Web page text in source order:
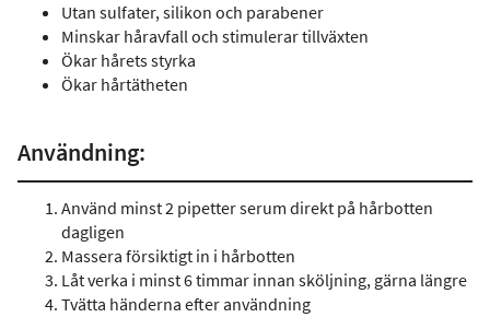
Utan sulfater, silikon och parabener
Minskar håravfall och stimulerar tillväxten
Ökar hårets styrka
Ökar hårtätheten
Användning:
Använd minst 2 pipetter serum direkt på hårbotten
dagligen
Massera försiktigt in i hårbotten
Låt verka i minst 6 timmar innan sköljning, gärna längre
Tvätta händerna efter användning